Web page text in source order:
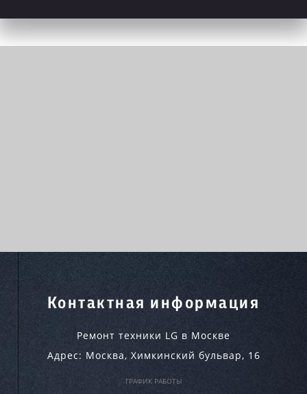
Контактная информация
Ремонт техники LG в Москве
Адрес: Москва, Химкинский бульвар, 16
ГРАФИК РАБОТЫ